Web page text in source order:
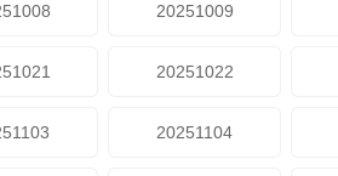
20251009
20251022
20251104